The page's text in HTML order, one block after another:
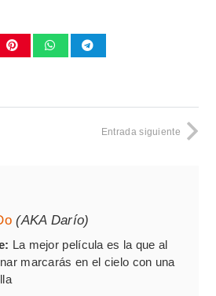
Entrada siguiente
(AKA Darío)
La mejor película es la que al
marcarás en el cielo con una